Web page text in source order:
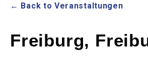
← Back to Veranstaltungen
Freiburg,